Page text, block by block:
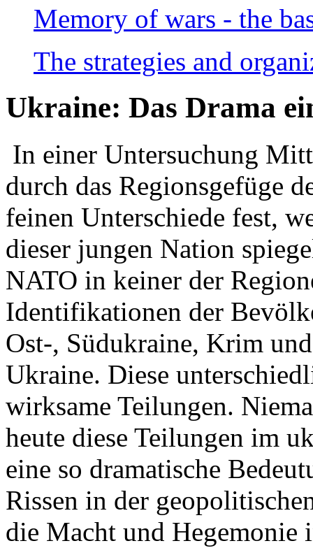
Memory of wars - the
The strategies and
Ukraine: Das Drama
In einer Untersuchung
durch das Regionsgefüge
feinen Unterschiede fest,
dieser jungen Nation
NATO in keiner der
Identifikationen der
Ost-, Südukraine, Krim
Ukraine. Diese
wirksame Teilungen.
heute diese Teilungen im
eine so dramatische
Rissen in der
die Macht und Hegemonie